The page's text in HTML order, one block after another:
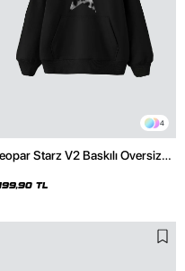
4
Starz V2 Baskılı Oversize
TL